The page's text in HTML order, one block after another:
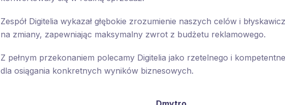
Zespół Digitelia wykazał głębokie zrozumienie naszych celów i
na zmiany, zapewniając maksymalny zwrot z budżetu reklamowego.
Z pełnym przekonaniem polecamy Digitelia jako rzetelnego i
dla osiągania konkretnych wyników biznesowych.